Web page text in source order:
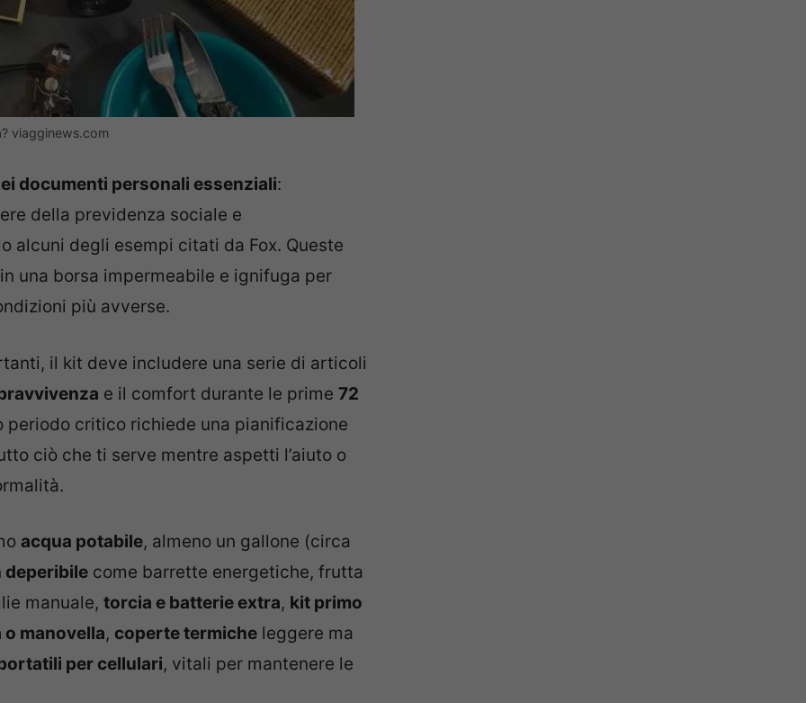
viagginews.com
documenti personali essenziali:
della previdenza sociale e
alcuni degli esempi citati da Fox. Queste
una borsa impermeabile e ignifuga per
più avverse.
il kit deve includere una serie di articoli
e il comfort durante le prime 72
periodo critico richiede una pianificazione
ciò che ti serve mentre aspetti l’aiuto o
acqua potabile, almeno un gallone (circa
deperibile come barrette energetiche, frutta
manuale, torcia e batterie extra, kit primo
manovella, coperte termiche leggere ma
per cellulari, vitali per mantenere le